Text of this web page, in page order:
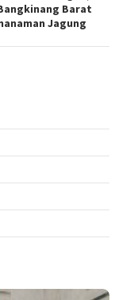
Barat
Jagung